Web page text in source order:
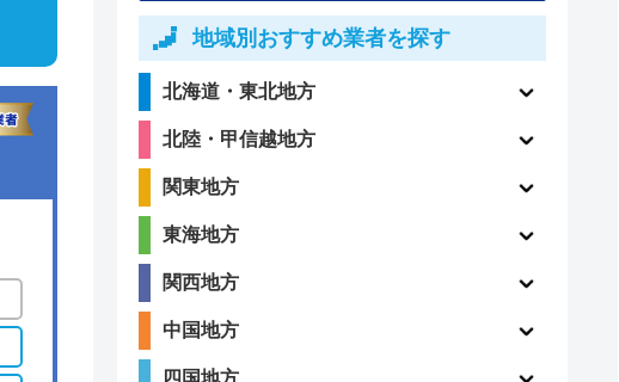
地域別おすすめ業者を探す
北海道・東北地方
北陸・甲信越地方
関東地方
東海地方
関西地方
中国地方